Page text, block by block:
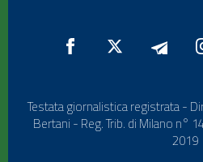
Testata giornalistica registrata -
Bertani - Reg. Trib. di Milano n°
2019